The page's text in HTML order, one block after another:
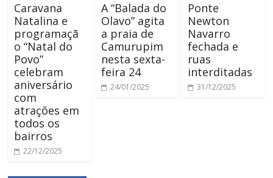
Caravana
Natalina e
programaçã
o “Natal do
Povo”
celebram
aniversário
com
atrações em
todos os
bairros
22/12/2025
A “Balada do
Olavo” agita
a praia de
Camurupim
nesta sexta-
feira 24
24/01/2025
Ponte
Newton
Navarro
fechada e
ruas
interditadas
31/12/2025